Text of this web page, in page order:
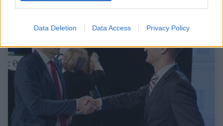
Data Deletion Data Access Privacy Policy